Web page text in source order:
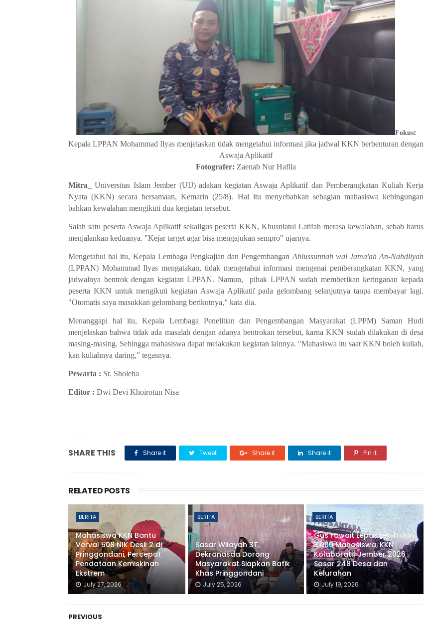
Fokus:
Kepala LPPAN Mohammad Ilyas menjelaskan tidak mengetahui informasi jika jadwal KKN berbenturan dengan
Aswaja Aplikatif
Fotografer: Zaenab Nur Hafila
Mitra _ Universitas Islam Jember (UIJ) adakan kegiatan Aswaja Aplikatif dan Pemberangkatan Kuliah Kerja
Nyata (KKN) secara bersamaan, Kemarin (25/8). Hal itu menyebabkan sebagian mahasiswa kebingungan
bahkan kewalahan mengikuti dua kegiatan tersebut.
Salah satu peserta Aswaja Aplikatif sekaligus peserta KKN, Khusniatul Latifah merasa kewalahan, sebab harus
menjalankan keduanya. "Kejar target agar bisa mengajukan sempro" ujarnya.
Mengetahui hal itu, Kepala Lembaga Pengkajian dan Pengembangan Ahlussunnah wal Jama'ah An-Nahdliyah
(LPPAN) Mohammad Ilyas mengatakan, tidak mengetahui informasi mengenai pemberangkatan KKN, yang
jadwalnya bentrok dengan kegiatan LPPAN. Namun, pihak LPPAN sudah memberikan keringanan kepada
peserta KKN untuk mengikuti kegiatan Aswaja Aplikatif pada gelombang selanjutnya tanpa membayar lagi.
"Otomatis saya masukkan gelombang berikutnya,” kata dia.
Menanggapi hal itu, Kepala Lembaga Penelitian dan Pengembangan Masyarakat (LPPM) Saman Hudi
menjelaskan bahwa tidak ada masalah dengan adanya bentrokan tersebut, karna KKN sudah dilakukan di desa
masing-masing. Sehingga mahasiswa dapat melakukan kegiatan lainnya. "Mahasiswa itu saat KKN boleh kuliah,
kan kuliahnya daring,” tegasnya.
Pewarta : St. Sholeha
Editor : Dwi Devi Khoirotun Nisa
SHARE THIS Share it Tweet Share it Share it Pin it
RELATED POSTS
BERITA
Mahasiswa KKN Bantu
Verval 508 NIK Desil 2 di
Pringgondani, Percepat
Pendataan Kemiskinan
Ekstrem
July 27, 2026
BERITA
Sasar Wilayah 3T,
Dekranasda Dorong
Masyarakat Siapkan Batik
Khas Pringgondani
July 25, 2026
BERITA
Gus Fawait Lepas Lebih dari
3.000 Mahasiswa, KKN
Kolaboratif Jember 2026
Sasar 248 Desa dan
Kelurahan
July 19, 2026
PREVIOUS